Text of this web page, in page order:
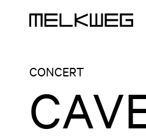
CONCERT